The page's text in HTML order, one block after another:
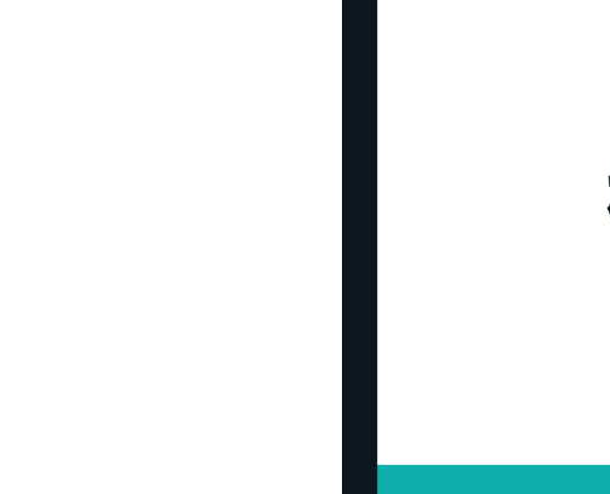
手数料が見合っているかし
トラブルに備えて契約書を作
委託販売についてのよくある